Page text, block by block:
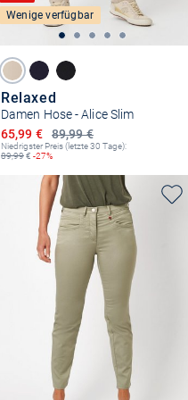
Wenige verfügbar
Relaxed
Damen Hose - Alice Slim
89,99 €
Ermäßigter Preis
65,99 €
Niedrigster Preis (letzte 30 Tage):
89,99€ -27%